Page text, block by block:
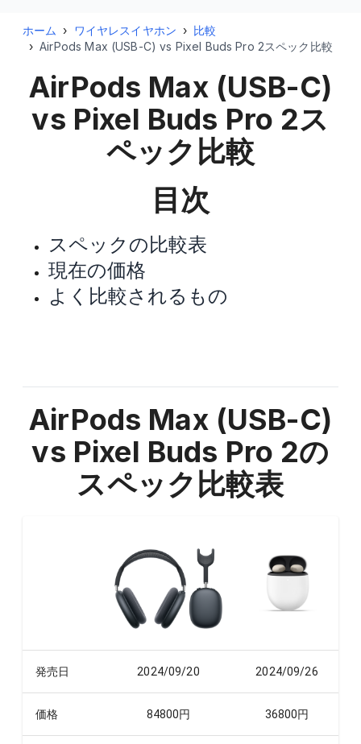
ホーム › ワイヤレスイヤホン › 比較
› AirPods Max (USB-C) vs Pixel Buds Pro 2スペック比較
AirPods Max (USB-C)
vs Pixel Buds Pro 2ス
ペック比較
目次
スペックの比較表
現在の価格
よく比較されるもの
AirPods Max (USB-C)
vs Pixel Buds Pro 2の
スペック比較表
発売日 2024/09/20 2024/09/26
価格 84800円 36800円